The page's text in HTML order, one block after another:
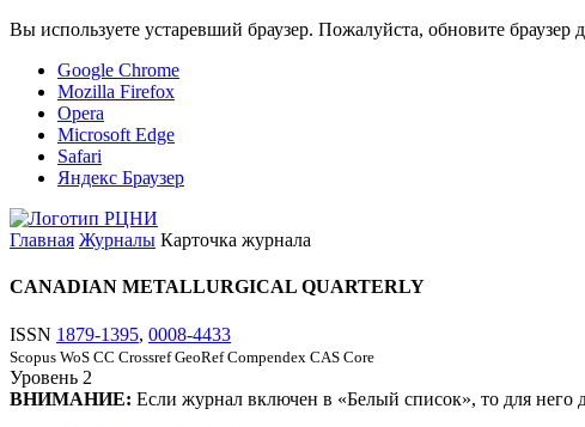
Вы используете устаревший браузер. Пожалуйста, обновите браузер
Google Chrome
Mozilla Firefox
Opera
Microsoft Edge
Safari
Яндекс Браузер
Главная Журналы Карточка журнала
CANADIAN METALLURGICAL QUARTERLY
ISSN 1879-1395, 0008-4433
Scopus WoS CC Crossref GeoRef Compendex CAS Core
Уровень 2
ВНИМАНИЕ: Если журнал включен в «Белый список», то для него